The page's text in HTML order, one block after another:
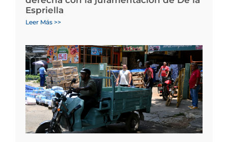
Espriella
Leer Más >>